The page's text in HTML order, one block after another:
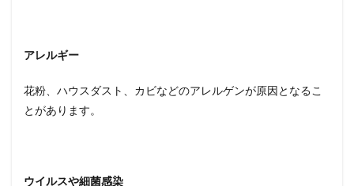
アレルギー
花粉、ハウスダスト、カビなどのアレルゲンが原因となるこ
とがあります。
ウイルスや細菌感染